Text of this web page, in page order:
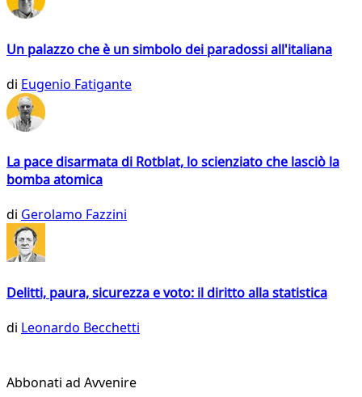
Un palazzo che è un simbolo dei paradossi all'italiana
di Eugenio Fatigante
La pace disarmata di Rotblat, lo scienziato che lasciò la
bomba atomica
di Gerolamo Fazzini
Delitti, paura, sicurezza e voto: il diritto alla statistica
di Leonardo Becchetti
Abbonati ad Avvenire